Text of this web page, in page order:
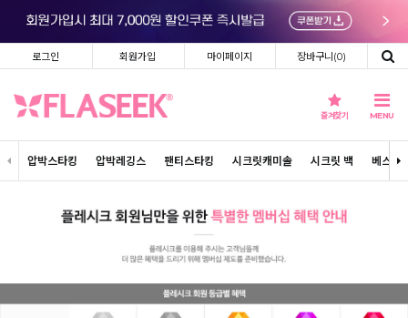
로그인 회원가입 마이페이지 장바구니(0)
즐겨찾기 MENU
압박스타킹 압박레깅스 팬티스타킹 시크릿캐미솔 시크릿 백 베스트